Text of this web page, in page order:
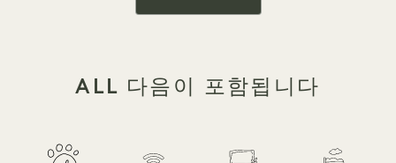
ALL 다음이 포함됩니다